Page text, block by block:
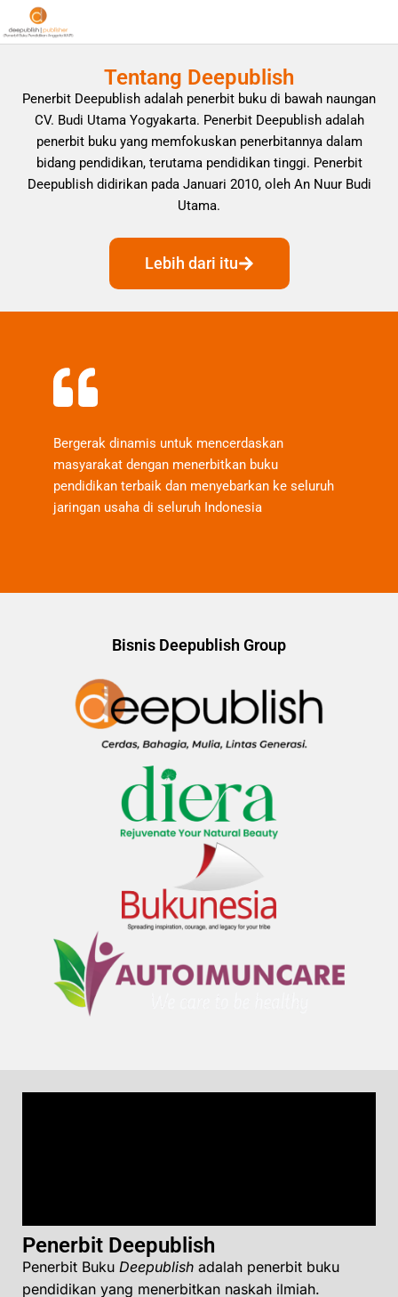
Tentang Deepublish
Penerbit Deepublish adalah penerbit buku di bawah naungan
CV. Budi Utama Yogyakarta. Penerbit Deepublish adalah
penerbit buku yang memfokuskan penerbitannya dalam
bidang pendidikan, terutama pendidikan tinggi. Penerbit
Deepublish didirikan pada Januari 2010, oleh An Nuur Budi
Utama.
Lebih dari itu
Bergerak dinamis untuk mencerdaskan
masyarakat dengan menerbitkan buku
pendidikan terbaik dan menyebarkan ke seluruh
jaringan usaha di seluruh Indonesia
Bisnis Deepublish Group
Penerbit Deepublish
Penerbit Buku Deepublish adalah penerbit buku
pendidikan yang menerbitkan naskah ilmiah.